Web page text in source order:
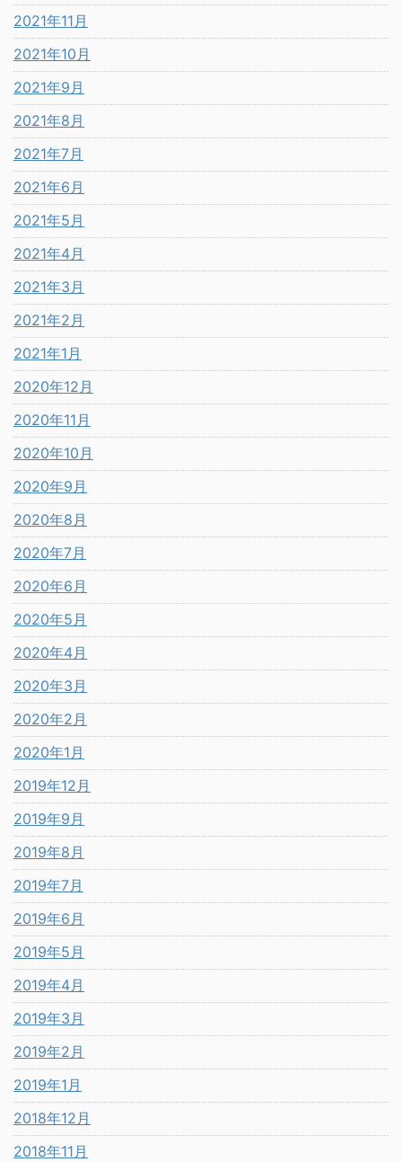
2021年11月
2021年10月
2021年9月
2021年8月
2021年7月
2021年6月
2021年5月
2021年4月
2021年3月
2021年2月
2021年1月
2020年12月
2020年11月
2020年10月
2020年9月
2020年8月
2020年7月
2020年6月
2020年5月
2020年4月
2020年3月
2020年2月
2020年1月
2019年12月
2019年9月
2019年8月
2019年7月
2019年6月
2019年5月
2019年4月
2019年3月
2019年2月
2019年1月
2018年12月
2018年11月